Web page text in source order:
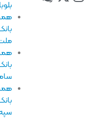
بلوبانک
همراه
همراه
سامان
همراه